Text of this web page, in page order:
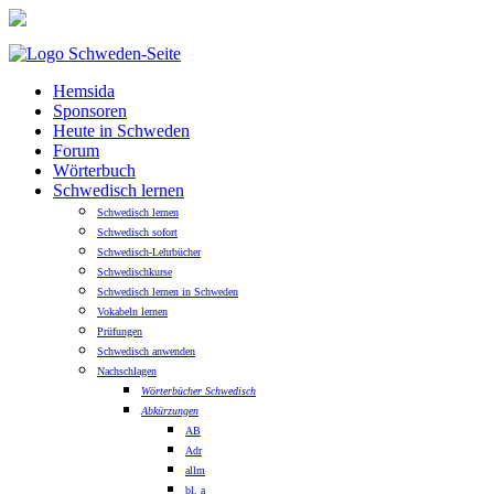
Hemsida
Sponsoren
Heute in Schweden
Forum
Wörterbuch
Schwedisch lernen
Schwedisch lernen
Schwedisch sofort
Schwedisch-Lehrbücher
Schwedischkurse
Schwedisch lernen in Schweden
Vokabeln lernen
Prüfungen
Schwedisch anwenden
Nachschlagen
Wörterbücher Schwedisch
Abkürzungen
AB
Adr
allm
bl. a